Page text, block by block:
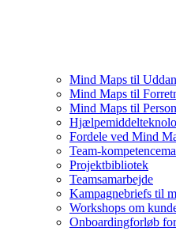
Mind Maps til
Mind Maps til
Mind Maps til
Fordele ved Mind
Team-
Projektbibliotek
Teamsamarbejde
Kampagnebriefs til
Workshops om
Onboardingforløb